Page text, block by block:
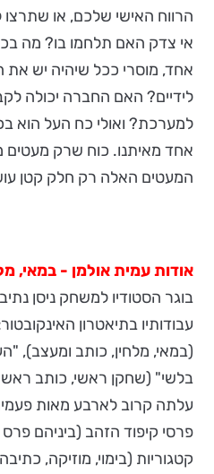
הרווח האישי שלכם, או
אי צדק האם תלחמו בו? מה
אחד, מוסרי ככל שיהיה יש
לידיים? האם החברה יכולה
למערכת? ואולי כח העל הוא
אחד מאיתנו. כוח שרק מעטים
המעטים האלה רק חלק קטן
אודות עמית אולמן - במאי,
עבודותיו בתיאטרון
(במאי, מלחין, כותב ומעצב),
בלשי" (שחקן ראשי, כותב
עלתה קרוב לארבע מאות
פרסי קיפוד הזהב (ביניהם
קטגוריות (בימוי, מוזיקה,